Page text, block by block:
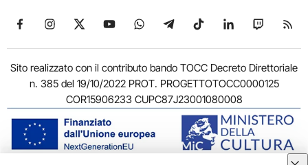
Seguici su Facebook
Seguici su Instagram
Seguici su X
Seguici su YouTube
Seguici su WhatsApp
Seguici su Telegram
Seguici su TikTok
Seguici su
Seguici
Sito realizzato con il contributo bando TOCC Decreto Direttoriale
n. 385 del 19/10/2022 PROT. PROGETTOTOCC0000125
COR15906233 CUPC87J23001080008